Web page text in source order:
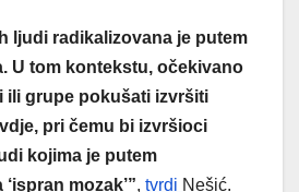
ljudi radikalizovana je putem
U tom kontekstu, očekivano
ili grupe pokušati izvršiti
pri čemu bi izvršioci
kojima je putem
mozak’”, tvrdi Nešić.